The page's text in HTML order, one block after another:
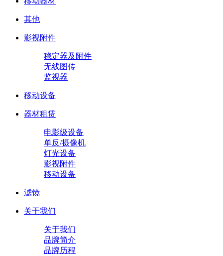
其他
影视附件
稳定器及附件
无线图传
监视器
移动设备
器材租赁
电影级设备
单反/摄像机
灯光设备
影视附件
移动设备
滤镜
关于我们
关于我们
品牌简介
品牌历程